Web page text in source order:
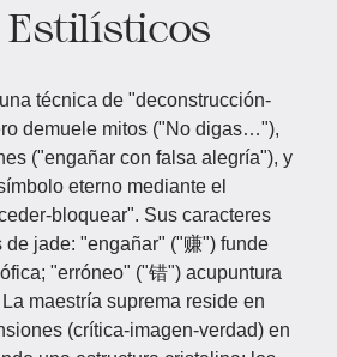
Estilísticos
técnica de "deconstrucción-
demuele mitos ("No digas…"),
("engañar con falsa alegría"), y
eterno mediante el
bloquear". Sus caracteres
jade: "engañar" ("赚") funde
"erróneo" ("错") acupuntura
maestría suprema reside en
(crítica-imagen-verdad) en